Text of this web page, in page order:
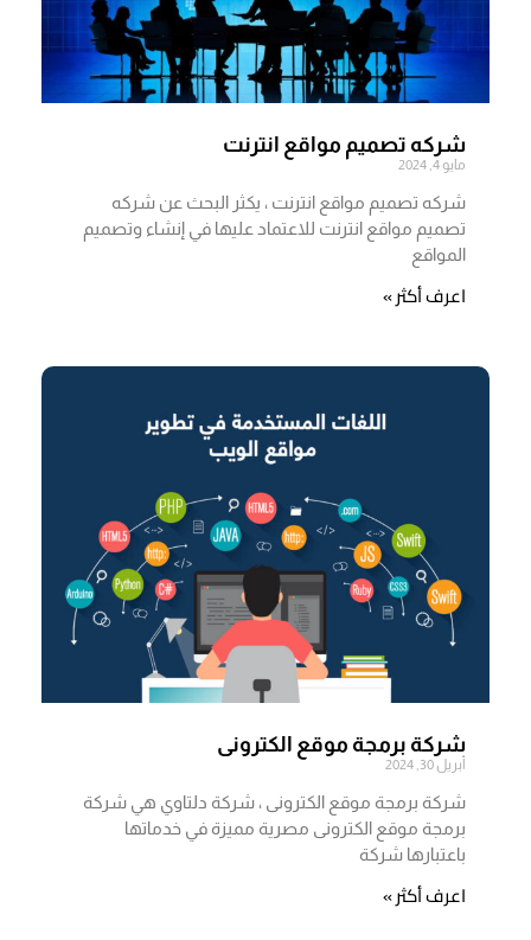
شركه تصميم مواقع انترنت
مايو 4, 2024
شركه تصميم مواقع انترنت ، يكثر البحث عن شركه
تصميم مواقع انترنت للاعتماد عليها في إنشاء وتصميم
المواقع
اعرف أكثر »
شركة برمجة موقع الكترونى
أبريل 30, 2024
شركة برمجة موقع الكترونى ، شركة دلتاوي هي شركة
برمجة موقع الكترونى مصرية مميزة في خدماتها
باعتبارها شركة
اعرف أكثر »